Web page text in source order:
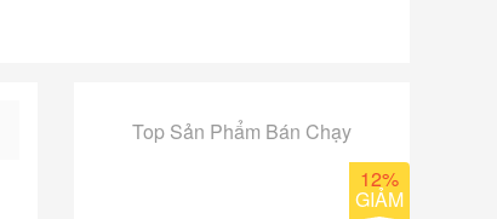
Top Sản Phẩm Bán Chạy
12%
GIẢM